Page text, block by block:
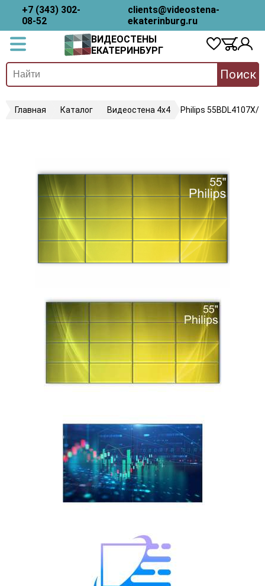
+7 (343) 302-
08-52
clients@videostena-
ekaterinburg.ru
ВИДЕОСТЕНЫ
ЕКАТЕРИНБУРГ
Поиск
Главная Каталог Видеостена 4х4 Philips 55BDL4107X/